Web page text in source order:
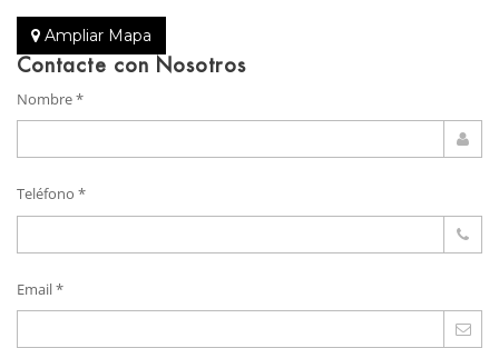
Ampliar Mapa
Contacte con Nosotros
Nombre *
Teléfono *
Email *